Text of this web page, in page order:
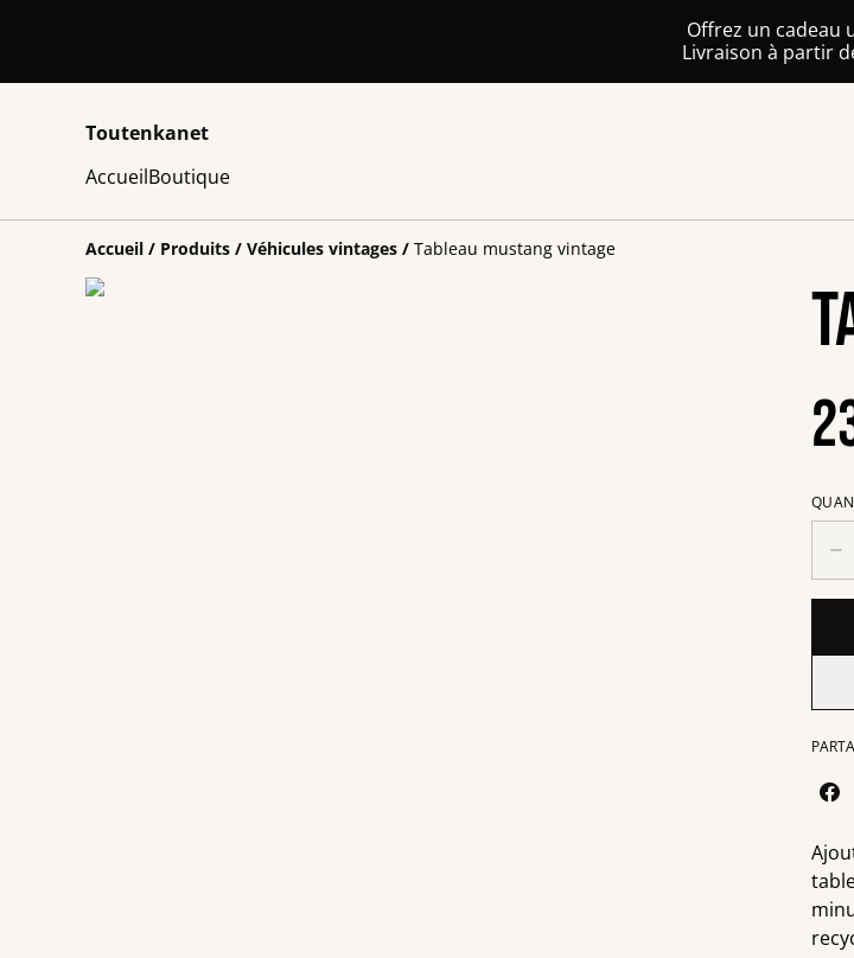
Offrez un cadeau
Livraison à partir
Toutenkanet
AccueilBoutique
Accueil / Produits / Véhicules vintages / Tableau mustang vintage